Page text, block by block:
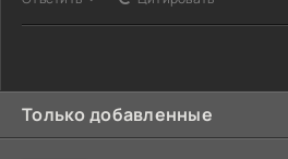
Только добавленные